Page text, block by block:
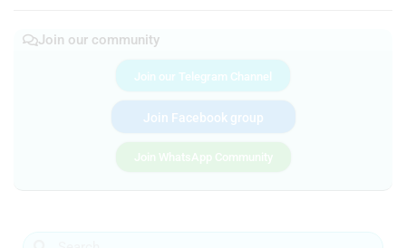
Join our community
Join our Telegram Channel
Join Facebook group
Join WhatsApp Community